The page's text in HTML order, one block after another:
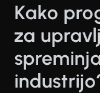
Kako
za